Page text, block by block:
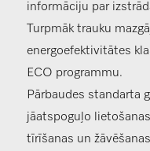
informāciju par
Turpmāk trauku
energoefektivitātes
ECO programmu.
Pārbaudes standarta
jāatspoguļo
tīrīšanas un